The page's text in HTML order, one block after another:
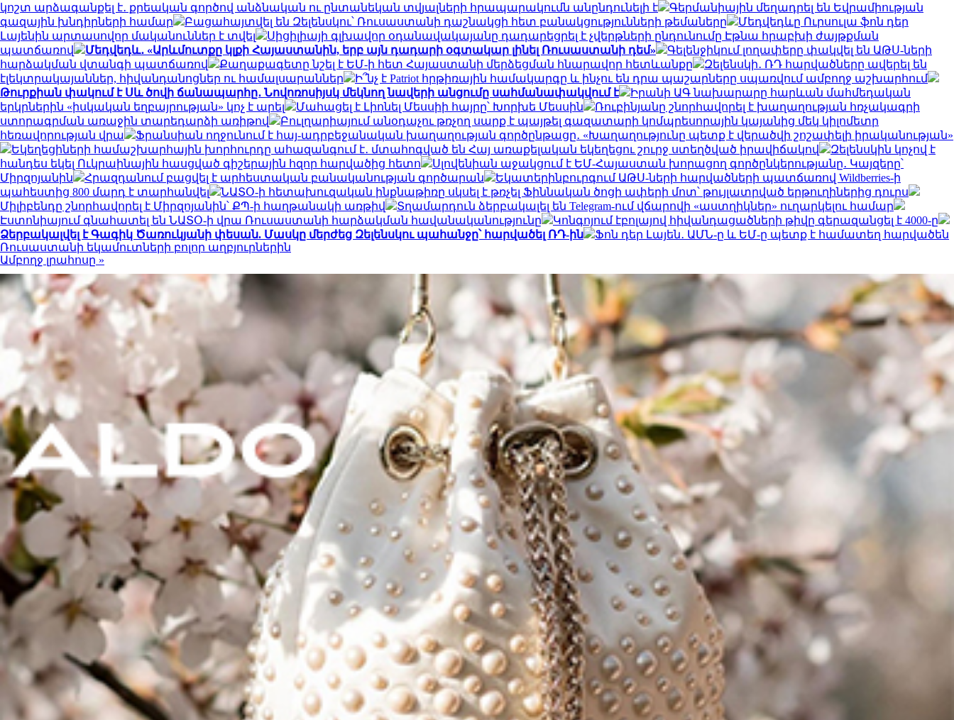
կոշտ արձագանքել է․ քրեական գործով անձնական ու ընտանեկան տվյալների հրապարակումն անընդունելի է
Գերմանիային մեղադրել են Եվրամիության
գազային խնդիրների համար
Բացահայտվել են Զելենսկու՝ Ռուսաստանի դաշնակցի հետ բանակցությունների թեմաները
Մեդվեդևը Ուրսուլա ֆոն դեր
Լայենին արտասովոր մականուններ է տվել
Սիցիլիայի գլխավոր օդանավակայանը դադարեցրել է չվերթների ընդունումը Էթնա հրաբխի ժայթքման
պատճառով
Մեդվեդև․ «Արևմուտքը կլքի Հայաստանին, երբ այն դադարի օգտակար լինել Ռուսաստանի դեմ»
Գելենջիկում լողափերը փակվել են ԱԹՍ-ների
հարձակման վտանգի պատճառով
Քաղաքագետը նշել է ԵՄ-ի հետ Հայաստանի մերձեցման հնարավոր հետևանքը
Զելենսկի․ ՌԴ հարվածները ավերել են
էլեկտրակայաններ, հիվանդանոցներ ու համալսարաններ
Ի՞նչ է Patriot հրթիռային համակարգը և ինչու են դրա պաշարները սպառվում ամբողջ աշխարհում
Թուրքիան փակում է Սև ծովի ճանապարհը․ Նովոռոսիյսկ մեկնող նավերի անցումը սահմանափակվում է
Իրանի ԱԳ նախարարը հարևան մահմեդական
երկրներին «իսկական եղբայրության» կոչ է արել
Մահացել է Լիոնել Մեսսիի հայրը՝ Խորխե Մեսսին
Ռուբինյանը շնորհավորել է խաղաղության հռչակագրի
ստորագրման առաջին տարեդարձի առիթով
Բուլղարիայում անօդաչու թռչող սարք է պայթել գազատարի կոմպրեսորային կայանից մեկ կիլոմետր
հեռավորության վրա
Ֆրանսիան ողջունում է հայ-ադրբեջանական խաղաղության գործընթացը․ «Խաղաղությունը պետք է վերածվի շոշափելի իրականության»
Եկեղեցիների համաշխարհային խորհուրդը ահազանգում է․ մտահոգված են Հայ առաքելական եկեղեցու շուրջ ստեղծված իրավիճակով
Զելենսկին կոչով է
հանդես եկել Ուկրաինային հասցված գիշերային հզոր հարվածից հետո
Սլովենիան աջակցում է ԵՄ-Հայաստան խորացող գործընկերությանը․ Կայզերը՝
Միրզոյանին
Հրազդանում բացվել է արհեստական բանականության գործարան
Եկատերինբուրգում ԱԹՍ-ների հարվածների պատճառով Wildberries-ի
պահեստից 800 մարդ է տարհանվել
ՆԱՏՕ-ի հետախուզական ինքնաթիռը սկսել է թռչել Ֆիննական ծոցի ափերի մոտ՝ թույլատրված երթուղիներից դուրս
Միլիբենդը շնորհավորել է Միրզոյանին՝ ՔՊ-ի հաղթանակի առթիվ
Տղամարդուն ձերբակալել են Telegram-ում վճարովի «աստղիկներ» ուղարկելու համար
Էստոնիայում գնահատել են ՆԱՏՕ-ի վրա Ռուսաստանի հարձակման հավանականությունը
Կոնգոյում էբոլայով հիվանդացածների թիվը գերազանցել է 4000-ը
Ձերբակալվել է Գագիկ Ծառուկյանի փեսան. Մասկը մերժեց Զելենսկու պահանջը՝ հարվածել ՌԴ-ին
Ֆոն դեր Լայեն․ ԱՄՆ-ը և ԵՄ-ը պետք է համատեղ հարվածեն
Ռուսաստանի եկամուտների բոլոր աղբյուրներին
Ամբողջ լրահոսը »